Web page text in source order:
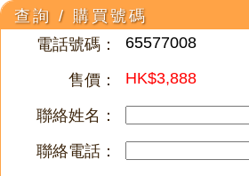
查詢 / 購買號碼
電話號碼：
65577008
售價： HK$3,888
聯絡姓名：
聯絡電話：